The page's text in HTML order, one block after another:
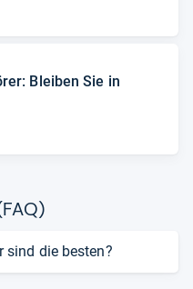
Blei­ben Sie in
sind die besten?